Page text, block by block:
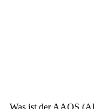
Was ist der AAQS